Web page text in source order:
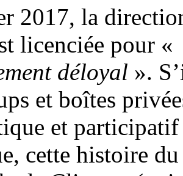
2017, la
licenciée pour «
déloyal ».
et boîtes
et
cette histoire